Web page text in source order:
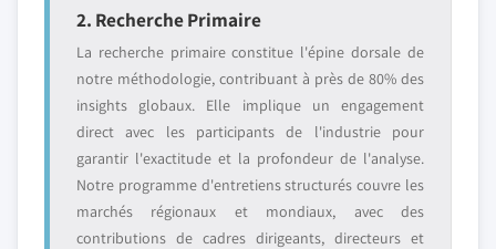
2. Recherche Primaire
La recherche primaire constitue l'épine dorsale de
notre méthodologie, contribuant à près de 80% des
insights globaux. Elle implique un engagement
direct avec les participants de l'industrie pour
garantir l'exactitude et la profondeur de l'analyse.
Notre programme d'entretiens structurés couvre les
marchés régionaux et mondiaux, avec des
contributions de cadres dirigeants, directeurs et